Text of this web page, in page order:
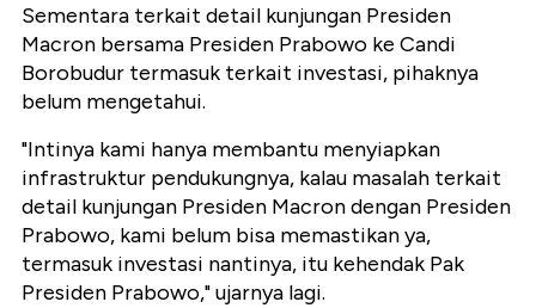
Sementara terkait detail kunjungan Presiden
Macron bersama Presiden Prabowo ke Candi
Borobudur termasuk terkait investasi, pihaknya
belum mengetahui.
"Intinya kami hanya membantu menyiapkan
infrastruktur pendukungnya, kalau masalah terkait
detail kunjungan Presiden Macron dengan Presiden
Prabowo, kami belum bisa memastikan ya,
termasuk investasi nantinya, itu kehendak Pak
Presiden Prabowo," ujarnya lagi.